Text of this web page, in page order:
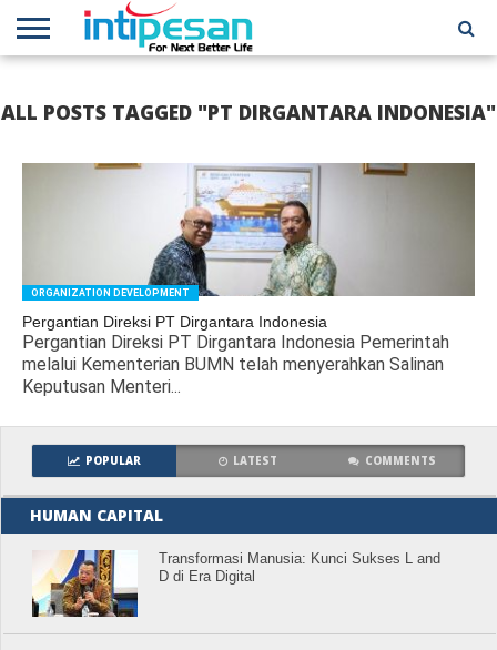
NETWORK
ALL POSTS TAGGED "PT DIRGANTARA INDONESIA"
ORGANIZATION DEVELOPMENT
Pergantian Direksi PT Dirgantara Indonesia
Pergantian Direksi PT Dirgantara Indonesia Pemerintah
melalui Kementerian BUMN telah menyerahkan Salinan
Keputusan Menteri...
POPULAR LATEST COMMENTS
HUMAN CAPITAL
Transformasi Manusia: Kunci Sukses L and
D di Era Digital